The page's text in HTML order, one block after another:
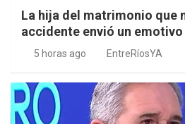
La hija del matrimonio que
accidente envió un
5 horas ago EntreRíosYA